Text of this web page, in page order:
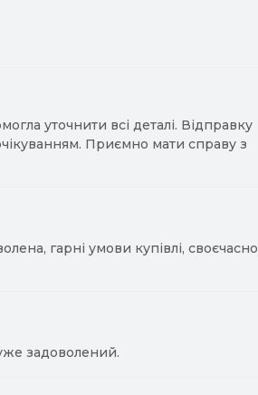
уточнити всі деталі. Відправку
Приємно мати справу з
гарні умови купівлі, своєчасно
задоволений.